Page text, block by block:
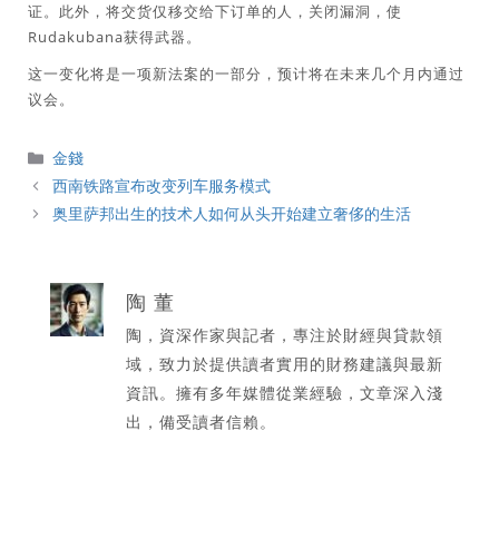
证。此外，将交货仅移交给下订单的人，关闭漏洞，使
Rudakubana获得武器。
这一变化将是一项新法案的一部分，预计将在未来几个月内通过
议会。
分
類
金錢
西南铁路宣布改变列车服务模式
奥里萨邦出生的技术人如何从头开始建立奢侈的生活
陶 董
陶，資深作家與記者，專注於財經與貸款領
域，致力於提供讀者實用的財務建議與最新
資訊。擁有多年媒體從業經驗，文章深入淺
出，備受讀者信賴。